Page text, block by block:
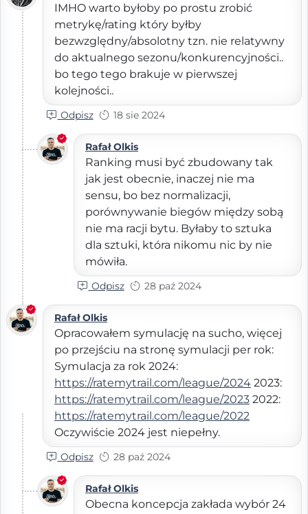
IMHO warto byłoby po prostu zrobić
metrykę/rating który byłby
bezwzględny/absolotny tzn. nie relatywny
do aktualnego sezonu/konkurencyjności..
bo tego tego brakuje w pierwszej
kolejności..
Odpisz 18 sie 2024
Rafał Olkis
Ranking musi być zbudowany tak
jak jest obecnie, inaczej nie ma
sensu, bo bez normalizacji,
porównywanie biegów między sobą
nie ma racji bytu. Byłaby to sztuka
dla sztuki, która nikomu nic by nie
mówiła.
Odpisz 28 paź 2024
Rafał Olkis
Opracowałem symulację na sucho, więcej
po przejściu na stronę symulacji per rok:
Symulacja za rok 2024:
https://ratemytrail.com/league/2024 2023:
https://ratemytrail.com/league/2023 2022:
https://ratemytrail.com/league/2022
Oczywiście 2024 jest niepełny.
Odpisz 28 paź 2024
Rafał Olkis
Obecna koncepcja zakłada wybór 24